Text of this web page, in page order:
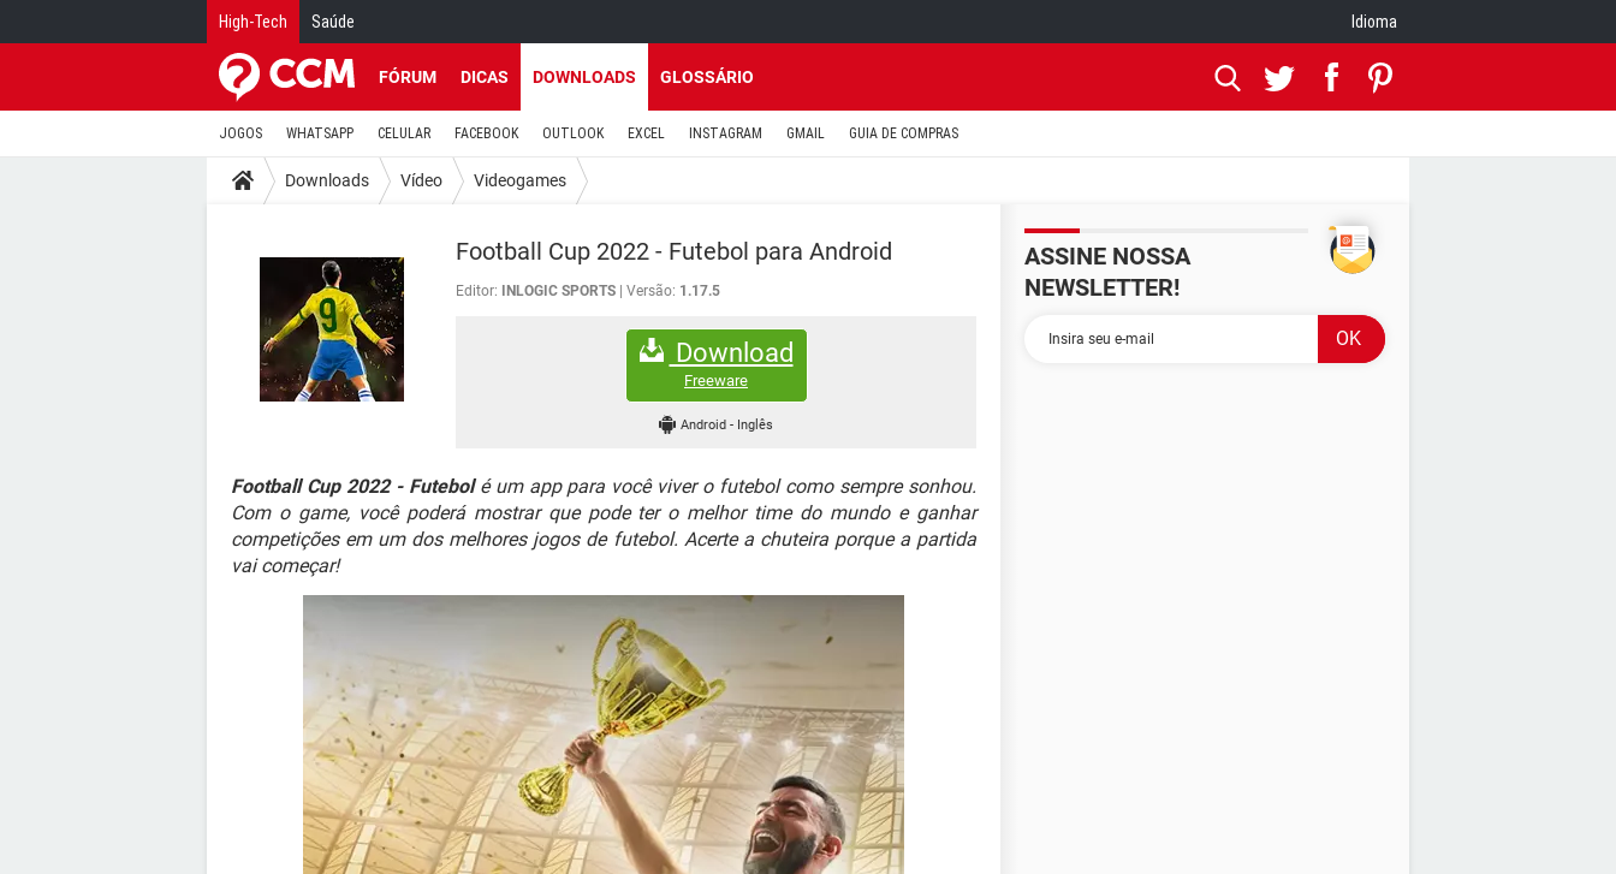
High-Tech Saúde Idioma
FÓRUM DICAS DOWNLOADS GLOSSÁRIO
JOGOS WHATSAPP CELULAR FACEBOOK OUTLOOK EXCEL INSTAGRAM GMAIL GUIA DE COMPRAS
Downloads Vídeo Videogames
Football Cup 2022 - Futebol para Android
Editor: INLOGIC SPORTS Versão: 1.17.5
Download
Freeware
Android - Inglês
Football Cup 2022 - Futebolé um app para você viver o futebol como sempre sonhou.
Com o game, você poderá mostrar que pode ter o melhor time do mundo e ganhar
competições em um dos melhores jogos de futebol. Acerte a chuteira porque a partida
vai começar!
ASSINE NOSSA
NEWSLETTER!